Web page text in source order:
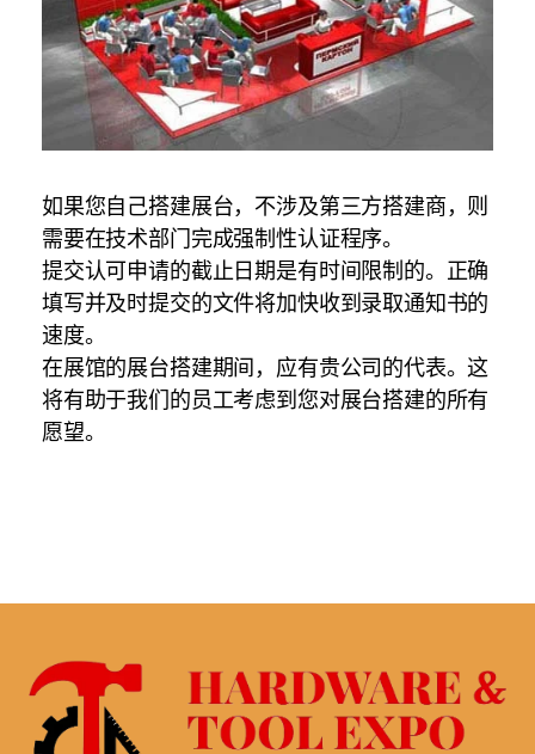
如果您自己搭建展台，不涉及第三方搭建商，则
需要在技术部门完成强制性认证程序。
提交认可申请的截止日期是有时间限制的。正确
填写并及时提交的文件将加快收到录取通知书的
速度。
在展馆的展台搭建期间，应有贵公司的代表。这
将有助于我们的员工考虑到您对展台搭建的所有
愿望。